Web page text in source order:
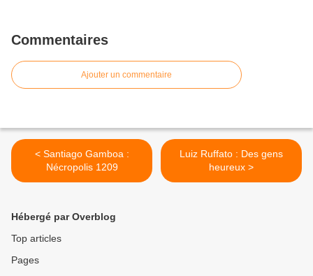
Commentaires
Ajouter un commentaire
< Santiago Gamboa :
Nécropolis 1209
Luiz Ruffato : Des gens
heureux >
Hébergé par Overblog
Top articles
Pages